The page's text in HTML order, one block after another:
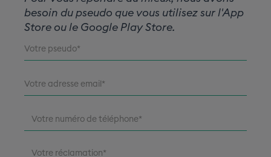
besoin du pseudo que vous utilisez sur l'App
Store ou le Google Play Store.